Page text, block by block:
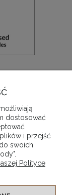
20
dostosować
i przejść
swoich
Polityce